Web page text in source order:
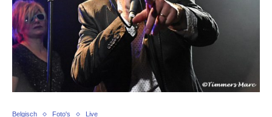
Belgisch Foto's Live